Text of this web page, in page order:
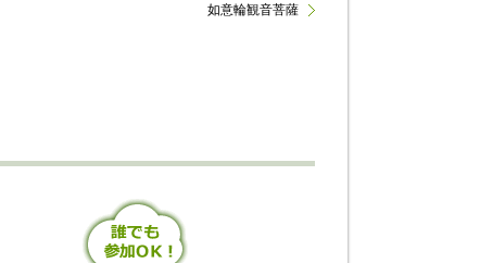
如意輪観音菩薩